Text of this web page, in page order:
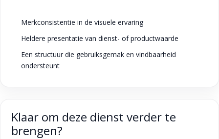
Merkconsistentie in de visuele ervaring
Heldere presentatie van dienst- of productwaarde
Een structuur die gebruiksgemak en vindbaarheid
ondersteunt
Klaar om deze dienst verder te
brengen?